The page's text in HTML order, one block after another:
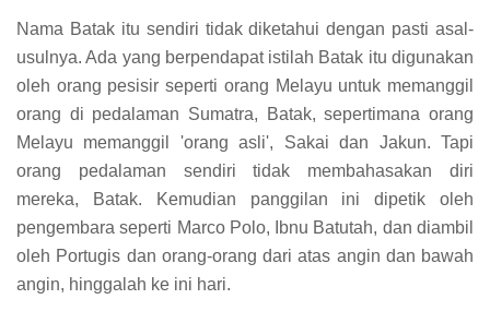
Nama Batak itu sendiri tidak diketahui dengan pasti asal-
usulnya. Ada yang berpendapat istilah Batak itu digunakan
oleh orang pesisir seperti orang Melayu untuk memanggil
orang di pedalaman Sumatra, Batak, sepertimana orang
Melayu memanggil 'orang asli', Sakai dan Jakun. Tapi
orang pedalaman sendiri tidak membahasakan diri
mereka, Batak. Kemudian panggilan ini dipetik oleh
pengembara seperti Marco Polo, Ibnu Batutah, dan diambil
oleh Portugis dan orang-orang dari atas angin dan bawah
angin, hinggalah ke ini hari.